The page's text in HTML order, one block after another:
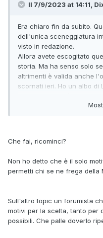
Il 7/9/2023 at 14:11,
Era chiaro fin da subito.
dell'unica sceneggiatura
visto in redazione.
Allora avete escogitato
storia. Ma ha senso solo
altrimenti è valida anche
scornati ieri. Ho un albo di
dialoghi e le vignette
prodotto da EDICOLA
https://www.comicsbox.it/
direttamente a leggere la
sono interruzioni il
sforzati un po' di più..."
Che fai, ricominci?
Non ho detto che è il solo
permetti chi se ne frega della
Sull'altro topic un forumista
motivi per la scelta, tanto per
possibili. Che palle doverlo